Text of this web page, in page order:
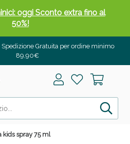
Gratuita per ordine minimo
89,90€
spray 75 ml
oggi Sconto extra fino al
50%!